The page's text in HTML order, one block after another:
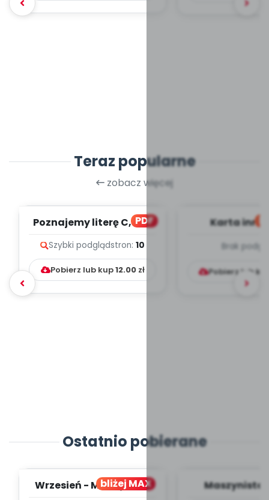
Teraz popularne
zobacz więcej
PDF
Poznajemy literę C, cz. 1
Szybki podglądstron: 10
Pobierz lub kup12.00zł
Karta
Brak
Pobierz lub
Ostatnio pobierane
bliżej MAX
Wrzesień - MIESIĘCZNY
Maszynista